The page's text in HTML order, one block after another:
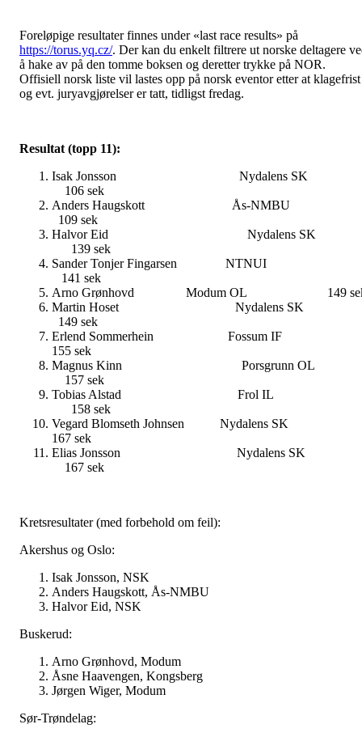
Foreløpige resultater finnes under «last race results» på
https://torus.yq.cz/. Der kan du enkelt filtrere ut norske deltagere
å hake av på den tomme boksen og deretter trykke på NOR.
Offisiell norsk liste vil lastes opp på norsk eventor etter at klagefrist
og evt. juryavgjørelser er tatt, tidligst fredag.
Resultat (topp 11):
Isak Jonsson Nydalens
106 sek
Anders Haugskott Ås-
109 sek
Halvor Eid Nydalens
139 sek
Sander Tonjer Fingarsen
141 sek
Arno Grønhovd Modum OL 149
Martin Hoset Nydalens
149 sek
Erlend Sommerhein Fossum
155 sek
Magnus Kinn Porsgrunn
157 sek
Tobias Alstad Frol
158 sek
Vegard Blomseth Johnsen Nydalens SK
167 sek
Elias Jonsson Nydalens
167 sek
Kretsresultater (med forbehold om feil):
Akershus og Oslo:
Isak Jonsson, NSK
Anders Haugskott, Ås-NMBU
Halvor Eid, NSK
Buskerud:
Arno Grønhovd, Modum
Åsne Haavengen, Kongsberg
Jørgen Wiger, Modum
Sør-Trøndelag: